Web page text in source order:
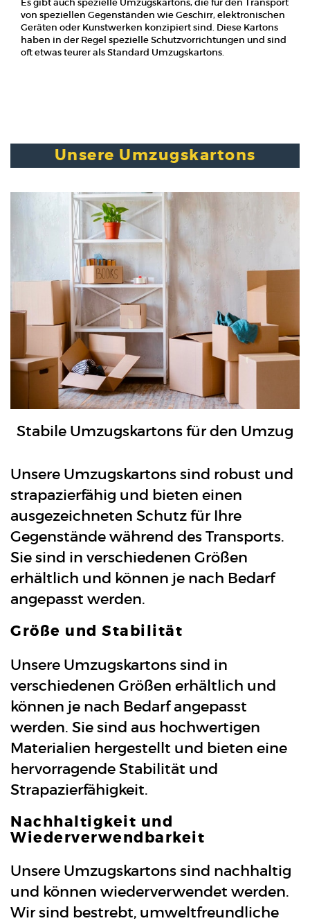
von speziellen Gegenständen wie Geschirr, elektronischen
Geräten oder Kunstwerken konzipiert sind. Diese Kartons
haben in der Regel spezielle Schutzvorrichtungen und sind
oft etwas teurer als Standard Umzugskartons.
Unsere Umzugskartons
Stabile Umzugskartons für den Umzug
Unsere Umzugskartons sind robust und
strapazierfähig und bieten einen
ausgezeichneten Schutz für Ihre
Gegenstände während des Transports.
Sie sind in verschiedenen Größen
erhältlich und können je nach Bedarf
angepasst werden.
Größe und Stabilität
Unsere Umzugskartons sind in
verschiedenen Größen erhältlich und
können je nach Bedarf angepasst
werden. Sie sind aus hochwertigen
Materialien hergestellt und bieten eine
hervorragende Stabilität und
Strapazierfähigkeit.
Nachhaltigkeit und
Wiederverwendbarkeit
Unsere Umzugskartons sind nachhaltig
und können wiederverwendet werden.
Wir sind bestrebt, umweltfreundliche